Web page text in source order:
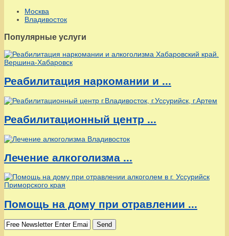
Москва
Владивосток
Популярные услуги
Реабилитация наркомании и ...
Реабилитационный центр ...
Лечение алкоголизма ...
Помощь на дому при отравлении ...
Send